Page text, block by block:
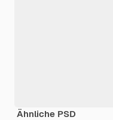
Ähnliche PSD